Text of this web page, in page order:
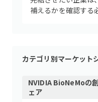
補えるかを確認する
カテゴリ別マーケット
NVIDIA BioNeMoの
ェア